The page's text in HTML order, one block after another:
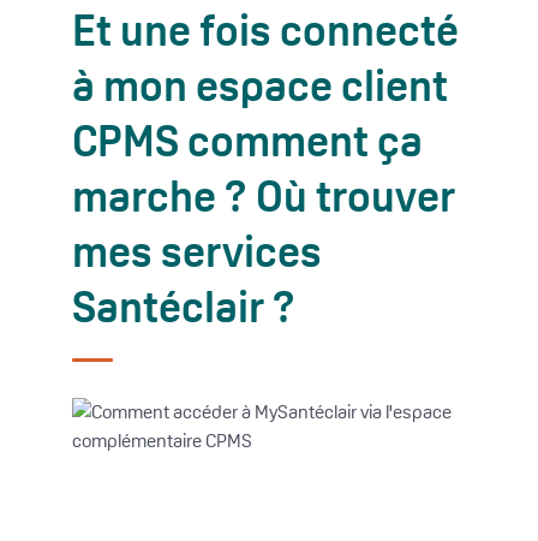
Et une fois connecté
à mon espace client
CPMS comment ça
marche ? Où trouver
mes services
Santéclair ?